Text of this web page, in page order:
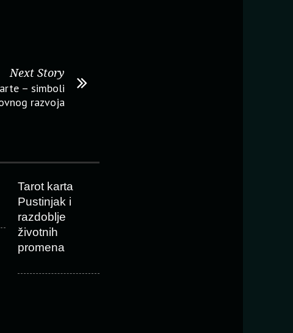
Next Story
– simboli
razvoja
Tarot karta
Pustinjak i
razdoblje
životnih
promena